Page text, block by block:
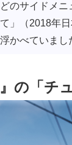
のサイドメ
」（2018年
かべていまし
の「チ